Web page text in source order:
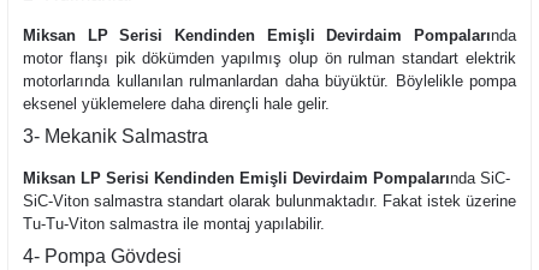
Miksan LP Serisi Kendinden Emişli Devirdaim Pompalarında
motor flanşı pik dökümden yapılmış olup ön rulman standart elektrik
motorlarında kullanılan rulmanlardan daha büyüktür. Böylelikle pompa
eksenel yüklemelere daha dirençli hale gelir.
3- Mekanik Salmastra
Miksan LP Serisi Kendinden Emişli Devirdaim Pompalarında SiC-
SiC-Viton salmastra standart olarak bulunmaktadır. Fakat istek üzerine
Tu-Tu-Viton salmastra ile montaj yapılabilir.
4- Pompa Gövdesi